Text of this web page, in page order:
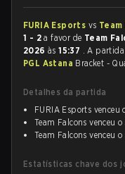
FURIA Esports vs
1 - 2 a favor de Team
2026 às15:37 . A
PGL Astana Bracket -
Detalhes da partida
FURIA Esports venceu
Team Falcons venceu o
Team Falcons venceu o
Estatísticas chave dos